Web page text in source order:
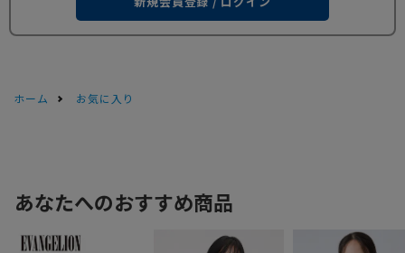
ホーム お気に入り